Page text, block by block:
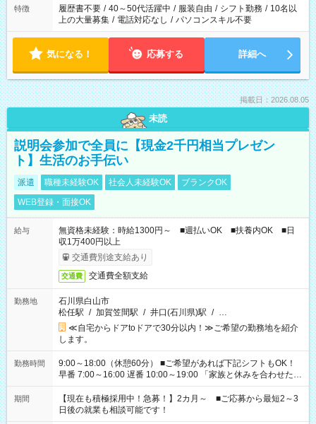
合は応募できません。
特徴 履歴書不要 / 40～50代活躍中 / 服装自由 / シフト勤務 / 10名以
上の大量募集 / 電話対応なし / パソコンスキル不要
気になる！ 応募する 詳細へ
掲載日：2026.08.05
未読
説明会参加で全員に【現金2千円相当プレゼン
ト】生活のお手伝い
派遣 職種未経験OK 社会人未経験OK
ブランクOK
WEB登録・面接OK
給与
無資格未経験：時給1300円～ ■週払いOK ■扶養内OK ■日
収1万400円以上
交通費別途支給あり
交通費 交通費全額支給
勤務地
石川県白山市
松任駅 / 加賀笠間駅 / 井口(石川県)駅 / …
≪自宅からドアtoドアで30分以内！≫ご希望の勤務地を紹介
します。
勤務時間
9:00～18:00（休憩60分） ■ご希望があれば下記シフトもOK！
早番 7:00～16:00 遅番 10:00～19:00 「家族と休みを合わせた
い」 「余裕を持って夕飯の準備がしたい」 「できれば残業はし
たくない」 など、ご希望を教えてくださいね。 ※Wワーク希望
の方へ 今ご覧のお仕事で希望する勤務時間と、もう1つのお仕事
の勤務時間。 合計で週40時間を超える場合は応募できません。
期間
【現在も積極採用中！急募！】2カ月～ ■ご応募から最短2～3
日後の就業も相談可能です！